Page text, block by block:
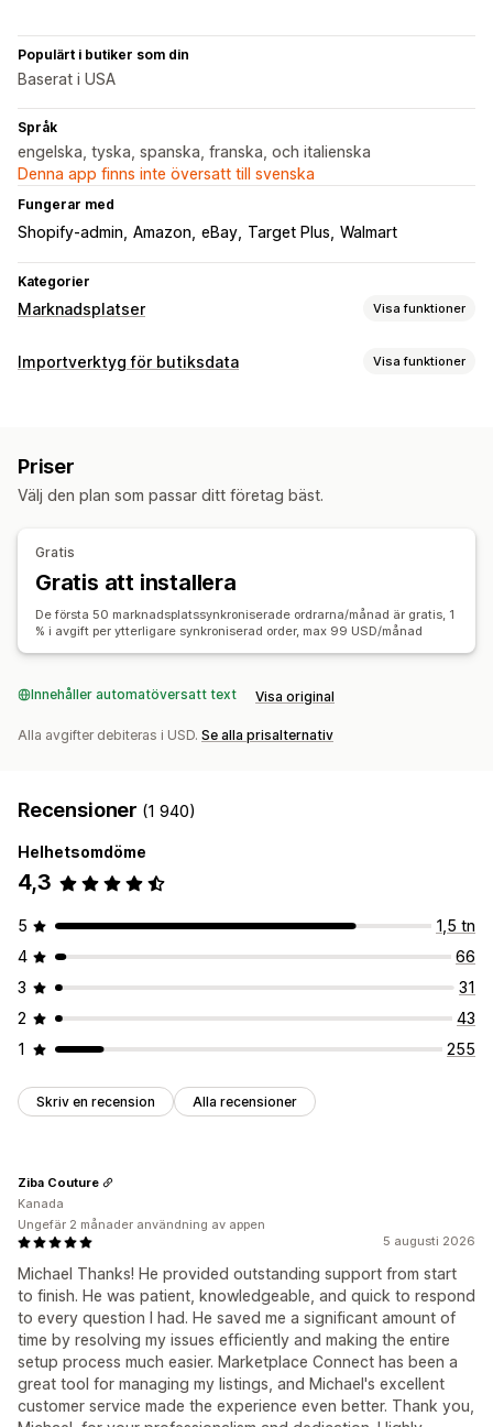
Populärt i butiker som din
Baserat i USA
Språk
engelska, tyska, spanska, franska, och italienska
Denna app finns inte översatt till svenska
Fungerar med
Shopify-admin Amazon eBay Target Plus Walmart
Kategorier
Marknadsplatser Visa funktioner
Hantering av listning
Orderhantering
Distribution till flera platser
Bulkorder
Enhetlig instrumentpanel
Importverktyg för butiksdata Visa funktioner
Ordersynkronisering
Produktsynkronisering
Synkronisering i två riktningar
Priser
Välj den plan som passar ditt företag bäst.
Gratis
Gratis att installera
De första 50 marknadsplatssynkroniserade ordrarna/månad är gratis, 1
% i avgift per ytterligare synkroniserad order, max 99 USD/månad
Innehåller automatöversatt text Visa original
Alla avgifter debiteras i USD. Se alla prisalternativ
Recensioner (1 940)
Helhetsomdöme
4,3
5
1,5 tn
4
66
3
31
2
43
1
255
Skriv en recension Alla recensioner
5 augusti 2026
Michael Thanks! He provided outstanding support from start
to finish. He was patient, knowledgeable, and quick to respond
to every question I had. He saved me a significant amount of
time by resolving my issues efficiently and making the entire
setup process much easier. Marketplace Connect has been a
great tool for managing my listings, and Michael's excellent
customer service made the experience even better. Thank you,
Ziba Couture
Kanada
Ungefär 2 månader användning av appen